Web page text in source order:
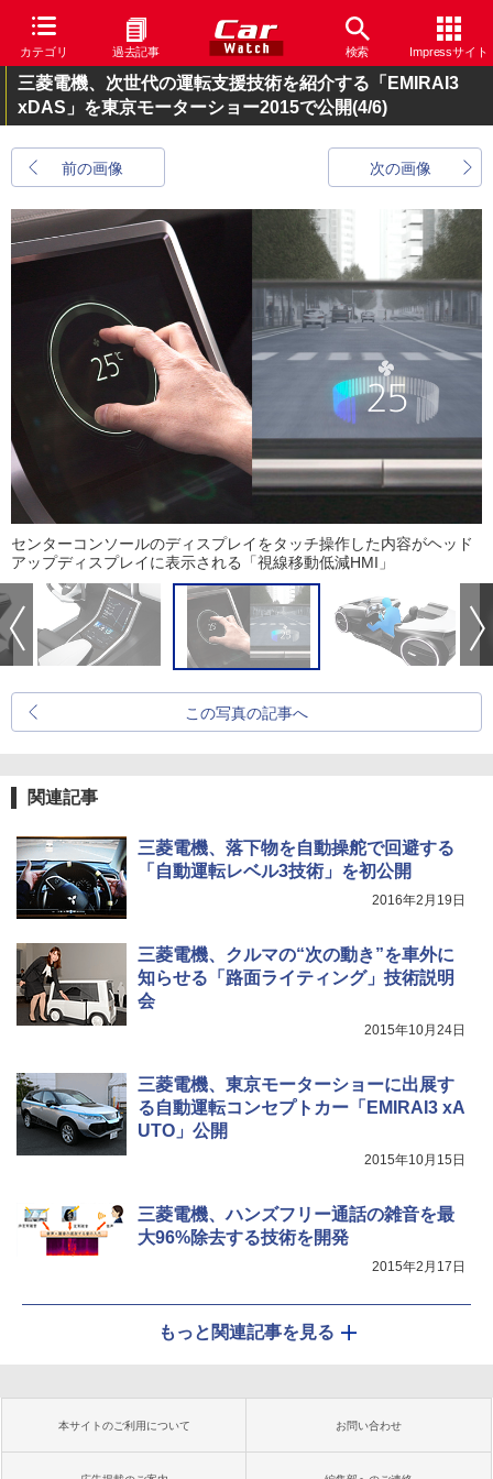
カテゴリ 過去記事 検索 Impressサイト
三菱電機、次世代の運転支援技術を紹介する「EMIRAI3
xDAS」を東京モーターショー2015で公開(4/6)
前の画像 次の画像
センターコンソールのディスプレイをタッチ操作した内容がヘッド
アップディスプレイに表示される「視線移動低減HMI」
この写真の記事へ
関連記事
三菱電機、落下物を自動操舵で回避する
「自動運転レベル3技術」を初公開
2016年2月19日
三菱電機、クルマの“次の動き”を車外に
知らせる「路面ライティング」技術説明
会
2015年10月24日
三菱電機、東京モーターショーに出展す
る自動運転コンセプトカー「EMIRAI3 xA
UTO」公開
2015年10月15日
三菱電機、ハンズフリー通話の雑音を最
大96%除去する技術を開発
2015年2月17日
もっと関連記事を見る
本サイトのご利用について お問い合わせ